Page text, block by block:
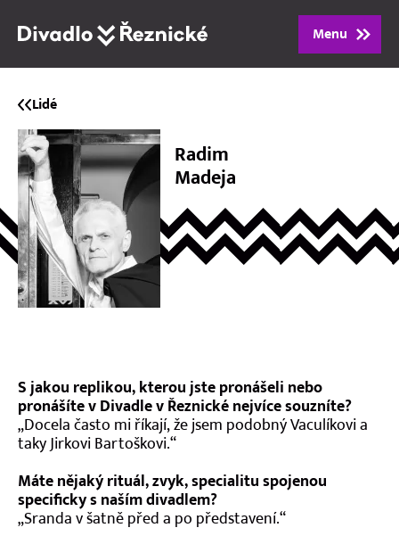
Menu
Program
Repertoár
Lidé
Vstupenky
Dárkové poukazy
Kontakt
Lidé
Radim
Madeja
S jakou replikou, kterou jste pronášeli nebo
pronášíte v Divadle v Řeznické nejvíce souzníte?
„Docela často mi říkají, že jsem podobný Vaculíkovi a
taky Jirkovi Bartoškovi.“
Máte nějaký rituál, zvyk, specialitu spojenou
specificky s naším divadlem?
„Sranda v šatně před a po představení.“